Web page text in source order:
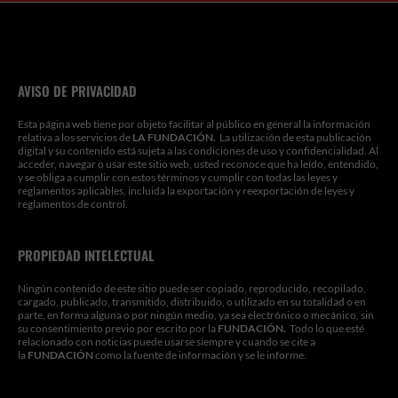
e
t
t
t
k
k
b
AVISO DE PRIVACIDAD
Esta página web tiene por objeto facilitar al público en general la información
relativa a los servicios de LA FUNDACIÓN. La utilización de esta publicación
digital y su contenido está sujeta a las condiciones de uso y confidencialidad. Al
acceder, navegar o usar este sitio web, usted reconoce que ha leído, entendido,
y se obliga a cumplir con estos términos y cumplir con todas las leyes y
reglamentos aplicables, incluida la exportación y reexportación de leyes y
reglamentos de control.
PROPIEDAD INTELECTUAL
Ningún contenido de este sitio puede ser copiado, reproducido, recopilado,
cargado, publicado, transmitido, distribuido, o utilizado en su totalidad o en
parte, en forma alguna o por ningún medio, ya sea electrónico o mecánico, sin
su consentimiento previo por escrito por la FUNDACIÓN. Todo lo que esté
relacionado con noticias puede usarse siempre y cuando se cite a
la FUNDACIÓN como la fuente de información y se le informe.